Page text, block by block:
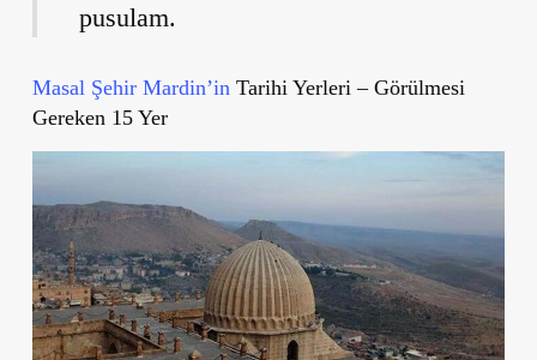
pusulam.
Masal Şehir Mardin’in Tarihi Yerleri – Görülmesi
Gereken 15 Yer